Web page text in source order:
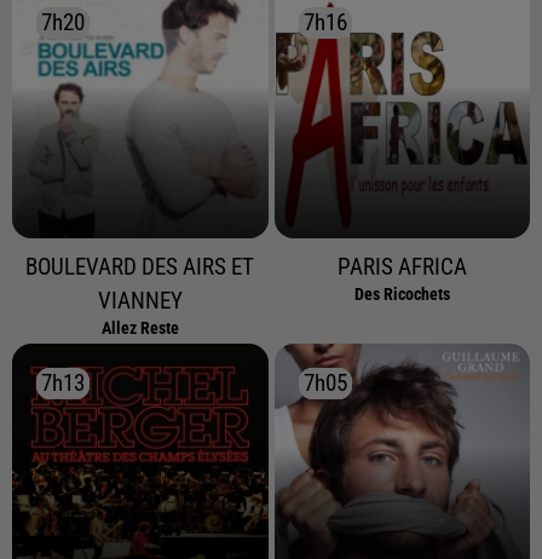
7h20
7h20
BOULEVARD DES AIRS ET
VIANNEY
Allez Reste
7h16
7h16
PARIS AFRICA
Des Ricochets
7h13
7h13 7h05
7h05